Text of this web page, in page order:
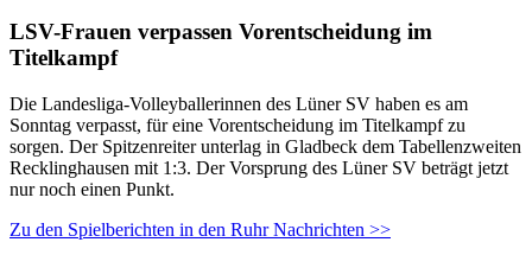
LSV-Frauen verpassen Vorentscheidung im
Titelkampf
Die Landesliga-Volleyballerinnen des Lüner SV haben es am
Sonntag verpasst, für eine Vorentscheidung im Titelkampf zu
sorgen. Der Spitzenreiter unterlag in Gladbeck dem Tabellenzweiten
Recklinghausen mit 1:3. Der Vorsprung des Lüner SV beträgt jetzt
nur noch einen Punkt.
Zu den Spielberichten in den Ruhr Nachrichten >>